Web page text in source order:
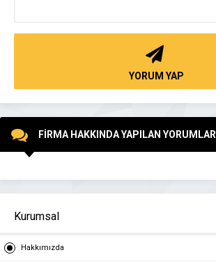
YORUM YAP
FİRMA HAKKINDA YAPILAN YORUMLAR
Kurumsal
Hakkımızda